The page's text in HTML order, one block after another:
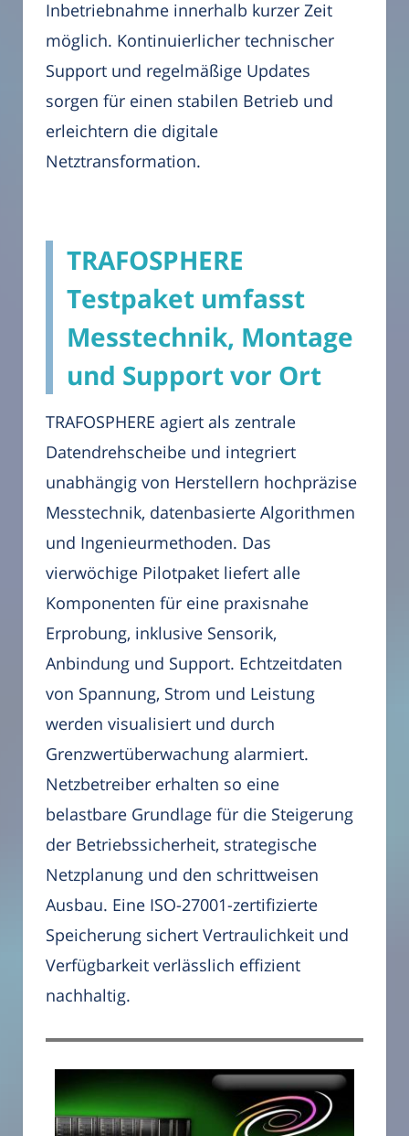
Inbetriebnahme innerhalb kurzer Zeit
möglich. Kontinuierlicher technischer
Support und regelmäßige Updates
sorgen für einen stabilen Betrieb und
erleichtern die digitale
Netztransformation.
TRAFOSPHERE
Testpaket umfasst
Messtechnik, Montage
und Support vor Ort
TRAFOSPHERE agiert als zentrale
Datendrehscheibe und integriert
unabhängig von Herstellern hochpräzise
Messtechnik, datenbasierte Algorithmen
und Ingenieurmethoden. Das
vierwöchige Pilotpaket liefert alle
Komponenten für eine praxisnahe
Erprobung, inklusive Sensorik,
Anbindung und Support. Echtzeitdaten
von Spannung, Strom und Leistung
werden visualisiert und durch
Grenzwertüberwachung alarmiert.
Netzbetreiber erhalten so eine
belastbare Grundlage für die Steigerung
der Betriebssicherheit, strategische
Netzplanung und den schrittweisen
Ausbau. Eine ISO-27001-zertifizierte
Speicherung sichert Vertraulichkeit und
Verfügbarkeit verlässlich effizient
nachhaltig.